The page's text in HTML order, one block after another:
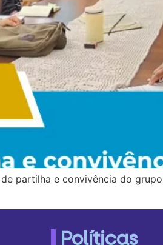
partilha e convivência do
Políticas